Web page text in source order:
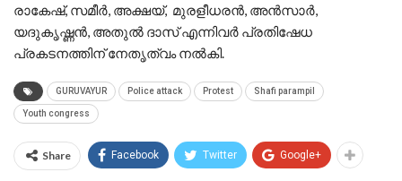
രാകേഷ്, സമീർ, അക്ഷയ്, മുരളീധരൻ, അൻസാർ,
യദുകൃഷ്ണൻ, അതുൽ ദാസ് എന്നിവർ പ്രതിഷേധ
പ്രകടനത്തിന് നേതൃത്വം നൽകി.
GURUVAYUR Police attack Protest Shafi parampil
Youth congress
Share Facebook Twitter Google+